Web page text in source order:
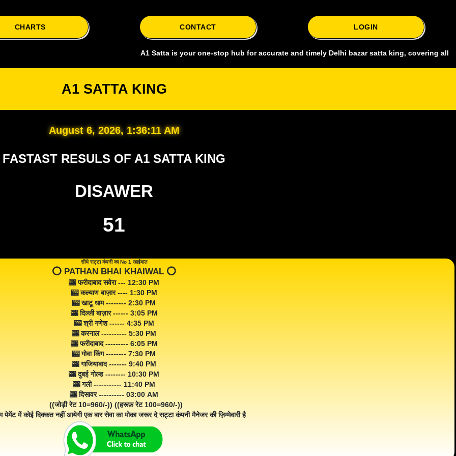
CHARTS CONTACT LOGIN
A1 Satta is your one-stop hub for accurate and timely Delhi bazar satta king, covering all major
A1 SATTA KING
August 6, 2026, 1:36:12 AM
FASTAST RESULS OF A1 SATTA KING
DISAWER
51
सीधे सट्टा कंपनी का No 1 खाईवाल
⭕️ PATHAN BHAI KHAIWAL ⭕️
🎰 फरीदाबाद सवेरा --- 12:30 PM
🎰 कल्याण बाज़ार ---- 1:30 PM
🎰 खाटू धाम -------- 2:30 PM
🎰 दिल्ली बाज़ार ------ 3:05 PM
🎰 श्री गणेश ------ 4:35 PM
🎰 करनाल ---------- 5:30 PM
🎰 फरीदाबाद --------- 6:05 PM
🎰 गोवा किंग -------- 7:30 PM
🎰 गाजियाबाद ------- 9:40 PM
🎰 दुबई गोल्ड -------- 10:30 PM
🎰 गली ----------- 11:40 PM
🎰 दिसावर ---------- 03:00 AM
((जोड़ी रेट 10=960/-)) ((हरूफ़ रेट 100=960/-))
पेमेंट में कोई दिक्कत नहीं आयेगी एक बार सेवा का मोका जरूर दे सट्टा कंपनी मैनेजर की ज़िम्मेवारी है